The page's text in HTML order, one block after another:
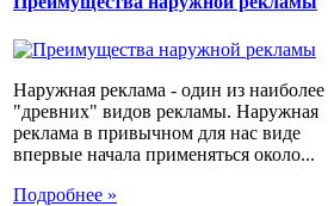
Наружная реклама - один из наиболее
"древних" видов рекламы. Наружная
реклама в привычном для нас виде
впервые начала применяться около...
Подробнее »